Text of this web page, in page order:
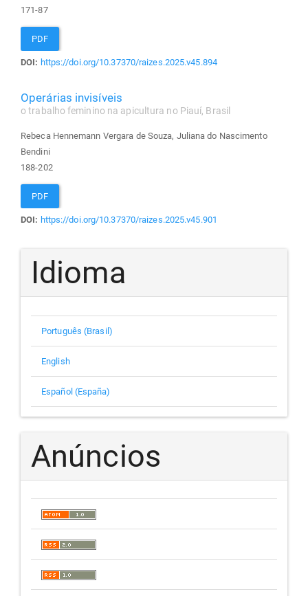
171-87
PDF
DOI: https://doi.org/10.37370/raizes.2025.v45.894
Operárias invisíveis
o trabalho feminino na apicultura no Piauí, Brasil
Rebeca Hennemann Vergara de Souza, Juliana do Nascimento
Bendini
188-202
PDF
DOI: https://doi.org/10.37370/raizes.2025.v45.901
Idioma
Português (Brasil)
English
Español (España)
Anúncios